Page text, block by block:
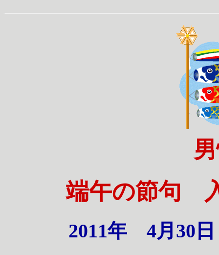
端午の節句
2011年 4月30日